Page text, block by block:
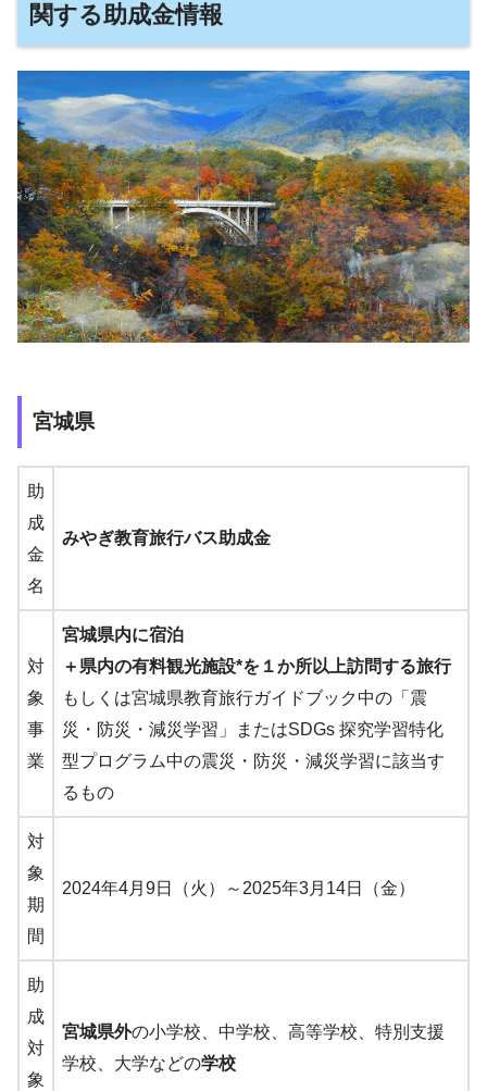
関する助成金情報
宮城県
助
成
金
名
みやぎ教育旅行バス助成金
対
象
事
業
宮城県内に宿泊
＋県内の有料観光施設*を１か所以上訪問する旅行
もしくは宮城県教育旅行ガイドブック中の「震
災・防災・減災学習」またはSDGs 探究学習特化
型プログラム中の震災・防災・減災学習に該当す
るもの
対
象
期
間
2024年4月9日（火）～2025年3月14日（金）
助
成
対
象
宮城県外の小学校、中学校、高等学校、特別支援
学校、大学などの学校